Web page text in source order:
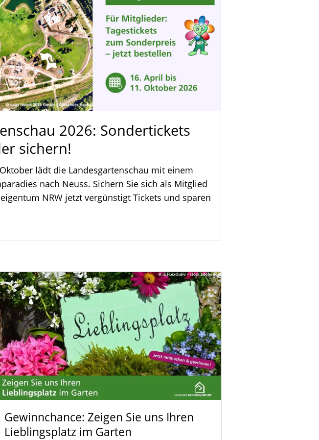
2026: Sondertickets
sichern!
lädt die Landesgartenschau mit einem
nach Neuss. Sichern Sie sich als Mitglied
NRW jetzt vergünstigt Tickets und sparen
Gewinnchance: Zeigen Sie uns Ihren
Lieblingsplatz im Garten